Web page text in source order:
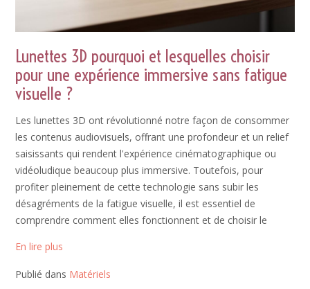
Lunettes 3D pourquoi et lesquelles choisir
pour une expérience immersive sans fatigue
visuelle ?
Les lunettes 3D ont révolutionné notre façon de consommer
les contenus audiovisuels, offrant une profondeur et un relief
saisissants qui rendent l'expérience cinématographique ou
vidéoludique beaucoup plus immersive. Toutefois, pour
profiter pleinement de cette technologie sans subir les
désagréments de la fatigue visuelle, il est essentiel de
comprendre comment elles fonctionnent et de choisir le
En lire plus
Publié dans Matériels